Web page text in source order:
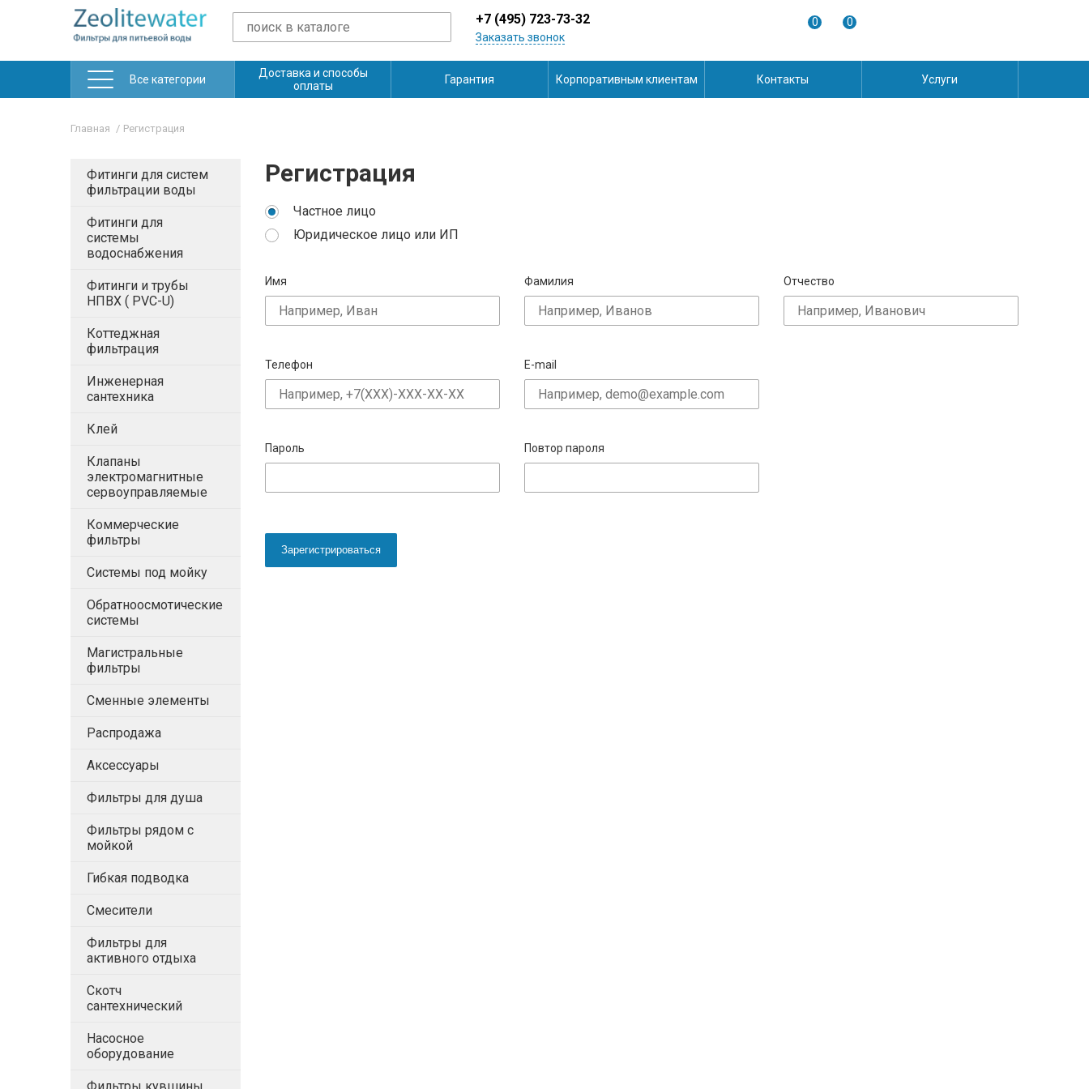
+7 (495) 723-73-32
Заказать звонок
0 0
Все категории
Доставка и способы
оплаты
Гарантия Корпоративным клиентам Контакты Услуги
Главная Регистрация
Фитинги для систем
фильтрации воды
Фитинги для
системы
водоснабжения
Фитинги и трубы
НПВХ ( PVC-U)
Коттеджная
фильтрация
Инженерная
сантехника
Клей
Клапаны
электромагнитные
сервоуправляемые
Коммерческие
фильтры
Системы под мойку
Обратноосмотические
системы
Магистральные
фильтры
Сменные элементы
Распродажа
Аксессуары
Фильтры для душа
Фильтры рядом с
мойкой
Гибкая подводка
Смесители
Фильтры для
активного отдыха
Скотч
сантехнический
Насосное
оборудование
Регистрация
Частное лицо
Юридическое лицо или ИП
Имя Фамилия Отчество
Телефон E-mail
Пароль Повтор пароля
Зарегистрироваться